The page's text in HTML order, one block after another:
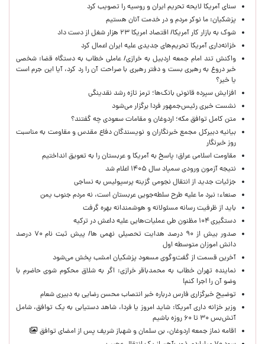
سنای آمریکا لایحه تحریم ایران و روسیه را تصویب کرد
پزشکیان: ما نوکر مردم و در خدمت آنان هستیم
شوک به بازار کار آمریکا/ اقتصاد امریکا ۲۳ هزار شغل از دست داد
خزانه‌داری آمریکا تحریم‌های جدیدی علیه ایران اعمال کرد
واکنش تند امام جمعه اردبیل به خرازی/ عاملی خطاب به دستگاه قضا: شخصی
خبر دروغ به رهبری بست و دفتر رهبری با صراحت آن را رد کرد، آیا این جرم است
یا خیر؟
افزایش سپرده قانونی بانک‌ها؛ ترمز تازه رشد نقدینگی
نشست خبری رئیس‌جمهور فردا برگزار می‌شود
متن کامل توافق مکه؛ اردوغان و مقامات سعودی چه گفتند؟
بیانیه دبیرکل مجمع خبرنگاران و نویسندگان دفاع مقدس و مقاومت به مناسبت
روز خبرنگار
مقاومت اسلامی عراق: پاسخ به آمریکا و عربستان را به تعویق انداختیم
نتیجه آزمون ورودی سمپاد سال ۱۴۰۵ اعلام شد
جزئیات جدید از انتقال نجومی گزینه پرسپولیس به نساجی
صنعاء: نبرد ما علیه طرح سلطه‌جویی عربستان است، نه مردم جنوب یمن
باید از ظرفیت رسانه مسئولانه و هوشمندانه بهره گرفت
دستگیری ۱۰۴ مظنون طی عملیات‌هایی علیه داعش در ترکیه
صدور بیش از ۹۰ درصد هدایت تحصیلی نهمی ها/ پیش ثبت نام ۷۰ درصد
دانش اموزان متوسطه اول
آخرین قسمت از گفت‌وگوی مسعود پزشکیان امشب پخش می‌شود
نماینده تهران خطاب به محمدباقر خرازی: اگر به شلاق محکوم شوی حاضرم با
وضو آن را اجرا کنم!
توضیح خبرگزاری فارس درباره خبر انتصاب محسن رضایی به دبیری شعام
وزیر خزانه داری آمریکا: شاید امروز یا فردا، شاهد دستیابی به یک توافق، شامل
آتش‌بس ۳۰ تا ۶۰ روزه باشیم
اقامه نماز جمعه اردوغان، بن ‌سلمان و شهباز شریف پس از امضای توافق